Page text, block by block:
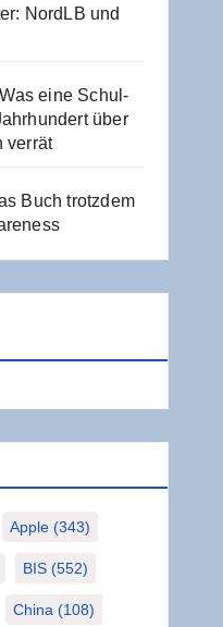
NordLB und
eine Schul­
über
verrät
Buch trotz­dem
Apple (343)
BIS (552)
China (108)